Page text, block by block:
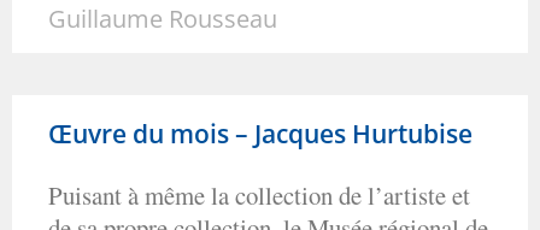
Guillaume Rousseau
Œuvre du mois – Jacques Hurtubise
Puisant à même la collection de l’artiste et